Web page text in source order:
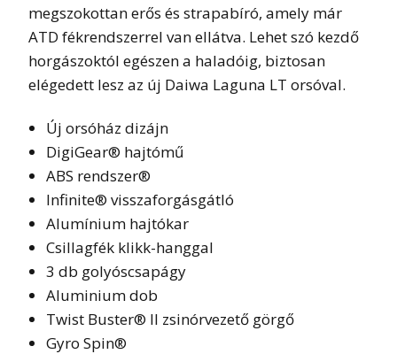
megszokottan erős és strapabíró, amely már
ATD fékrendszerrel van ellátva. Lehet szó kezdő
horgászoktól egészen a haladóig, biztosan
elégedett lesz az új Daiwa Laguna LT orsóval.
Új orsóház dizájn
DigiGear® hajtómű
ABS rendszer®
Infinite® visszaforgásgátló
Alumínium hajtókar
Csillagfék klikk-hanggal
3 db golyóscsapágy
Aluminium dob
Twist Buster® II zsinórvezető görgő
Gyro Spin®